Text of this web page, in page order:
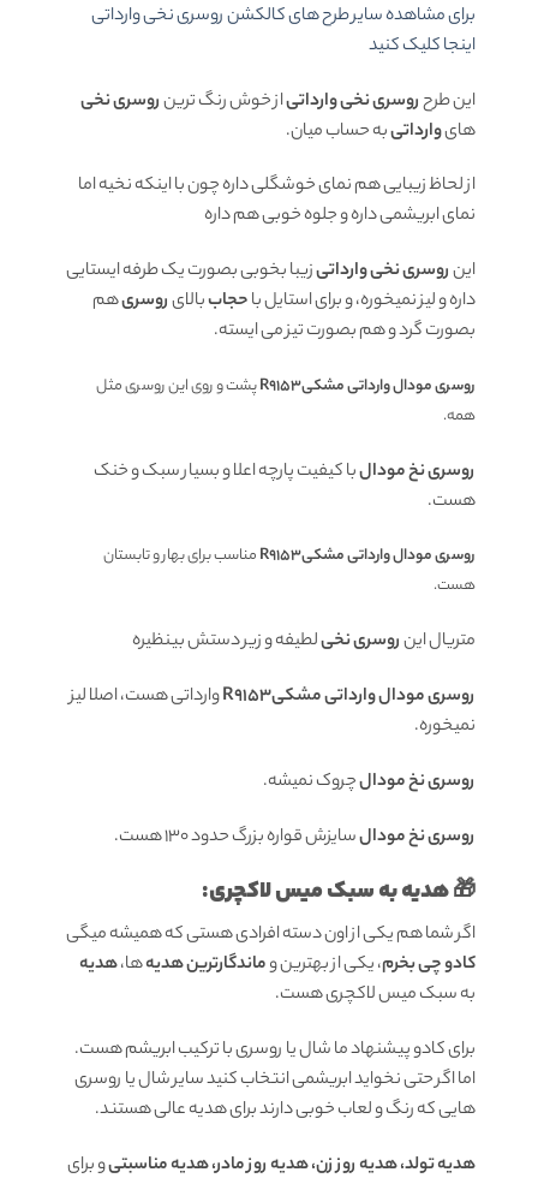
برای مشاهده سایر طرح های کالکشن روسری نخی وارداتی
اینجا کلیک کنید
این طرحروسری نخی وارداتیاز خوش رنگ ترینروسری نخی
هایوارداتیبه حساب میان.
از لحاظ زیبایی هم نمای خوشگلی داره چون با اینکه نخیه اما
نمای ابریشمی داره و جلوه خوبی هم داره
اینروسری نخی وارداتیزیبا بخوبی بصورت یک طرفه ایستایی
داره و لیز نمیخوره، و برای استایل باحجاببالایروسریهم
بصورت گرد و هم بصورت تیز می ایسته.
روسری مودال وارداتی مشکیR9153
پشت و روی این روسری مثل
همه.
روسری نخ مودالبا کیفیت پارچه اعلا و بسیار سبک و خنک
هست.
روسری مودال وارداتی مشکیR9153
مناسب برای بهار و تابستان
هست.
متریال اینروسری نخیلطیفه و زیر دستش بینظیره
روسری مودال وارداتی مشکیR9153
وارداتی هست، اصلا لیز
نمیخوره.
روسری نخ مودالچروک نمیشه.
روسری نخ مودالسایزش قواره بزرگ حدود 130 هست.
🎁 هدیه به سبک میس لاکچری:
اگر شما هم یکی از اون دسته افرادی هستی که همیشه میگی
کادو چی بخرم، یکی از بهترین وماندگارترین هدیهها،هدیه
به سبک میس لاکچری هست.
برای کادو پیشنهاد ما شال یا روسری با ترکیب ابریشم هست.
اما اگر حتی نخواید ابریشمی انتخاب کنید سایر شال یا روسری
هایی که رنگ و لعاب خوبی دارند برای هدیه عالی هستند.
هدیه تولد، هدیه روز زن، هدیه روز مادر، هدیه مناسبتیو برای